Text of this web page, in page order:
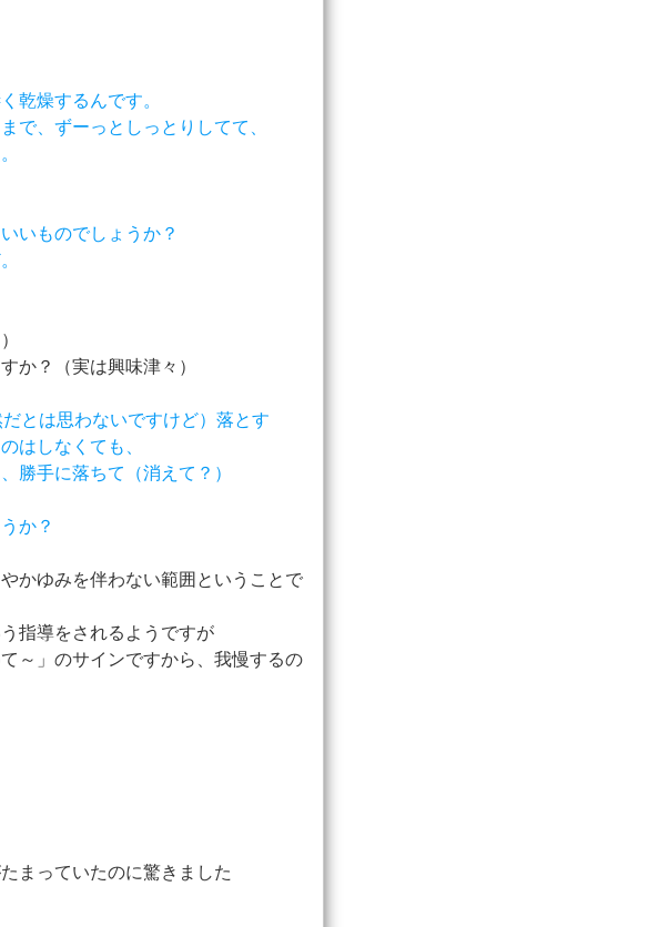
乾燥するんです。
で、ずーっとしっとりしてて、
いものでしょうか？
か？（実は興味津々）
とは思わないですけど）落とす
はしなくても、
勝手に落ちて（消えて？）
か？
かゆみを伴わない範囲ということで
指導をされるようですが
～」のサインですから、我慢するの
まっていたのに驚きました